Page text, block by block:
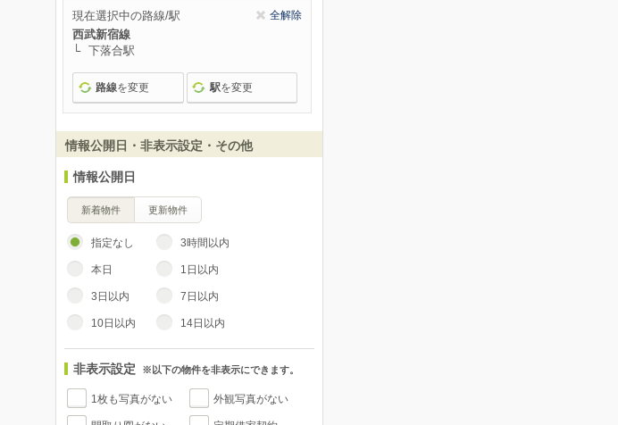
現在選択中の路線/駅 全解除
西武新宿線
下落合駅
路線を変更 駅を変更
情報公開日・非表示設定・その他
情報公開日
新着物件 更新物件
指定なし 3時間以内
本日 1日以内
3日以内 7日以内
10日以内 14日以内
非表示設定 ※以下の物件を非表示にできます。
1枚も写真がない 外観写真がない